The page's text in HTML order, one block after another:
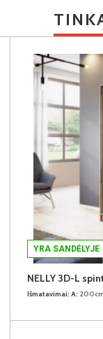
YRA SANDĖLYJE
NELLY 3D-L
Išmatavimai: A: 200cm